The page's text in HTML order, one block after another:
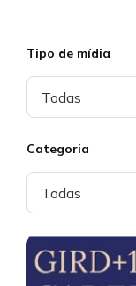
Tipo de mídia
Categoria